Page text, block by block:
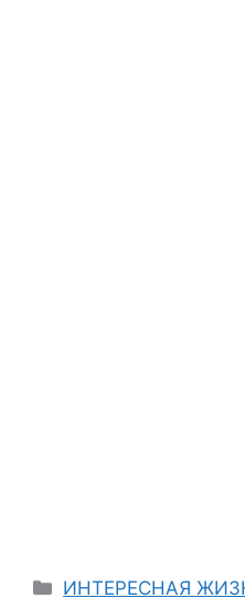
Categories
ИНТЕРЕСНАЯ